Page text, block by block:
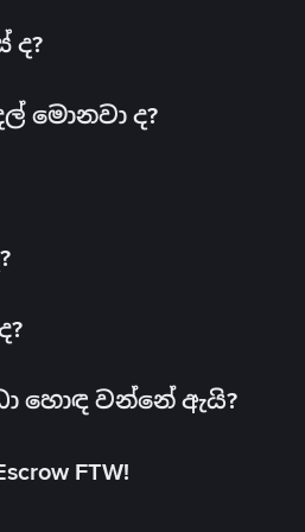
ද?
මොනවා ද?
හොඳ වන්නේ ඇයි?
FTW!